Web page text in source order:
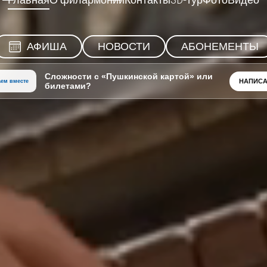
АФИША НОВОСТИ АБОНЕМЕНТЫ
вместе
Сложности с «Пушкинской картой» или
билетами?